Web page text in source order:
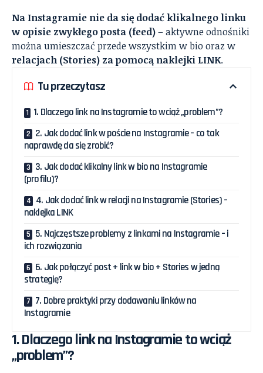
Na Instagramie nie da się dodać klikalnego linku
w opisie zwykłego posta (feed)– aktywne odnośniki
można umieszczać przede wszystkim w bio oraz w
relacjach (Stories) za pomocą naklejki LINK.
Tu przeczytasz
1. Dlaczego link na Instagramie to wciąż „problem”?
2. Jak dodać link w poście na Instagramie – co tak
naprawdę da się zrobić?
3. Jak dodać klikalny link w bio na Instagramie
(profilu)?
4. Jak dodać link w relacji na Instagramie (Stories) –
naklejka LINK
5. Najczęstsze problemy z linkami na Instagramie – i
ich rozwiązania
6. Jak połączyć post + link w bio + Stories w jedną
strategię?
7. Dobre praktyki przy dodawaniu linków na
Instagramie
1. Dlaczego link na Instagramie to wciąż
„problem”?